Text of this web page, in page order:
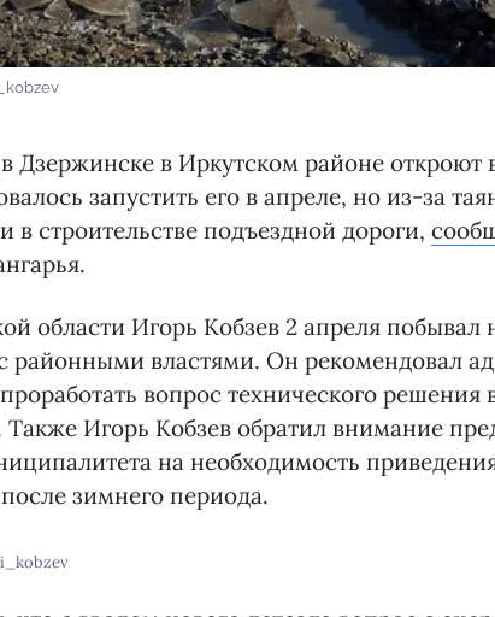
Дзержинске в Иркутском районе откроют
запустить его в апреле, но из-за
в строительстве подъездной дороги,
области Игорь Кобзев 2 апреля побывал
районными властями. Он рекомендовал
вопрос технического
Игорь Кобзев обратил внимание
на необходимость
зимнего периода.